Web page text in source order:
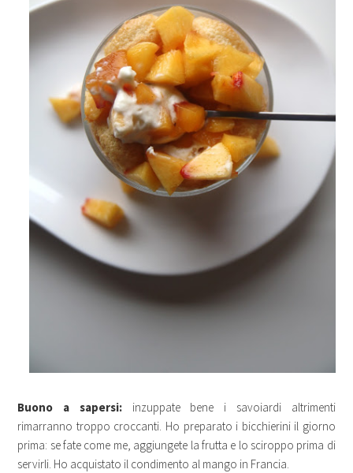
Buono a sapersi:inzuppate bene i savoiardi altrimenti
rimarranno troppo croccanti. Ho preparato i bicchierini il giorno
prima: se fate come me, aggiungete la frutta e lo sciroppo prima di
servirli. Ho acquistato il condimento al mango in Francia.